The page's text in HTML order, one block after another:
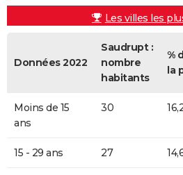
Les villes les
Données 2022
Saudrupt :
nombre
habitants
%
la
Moins de 15
ans
30
15 - 29 ans 27